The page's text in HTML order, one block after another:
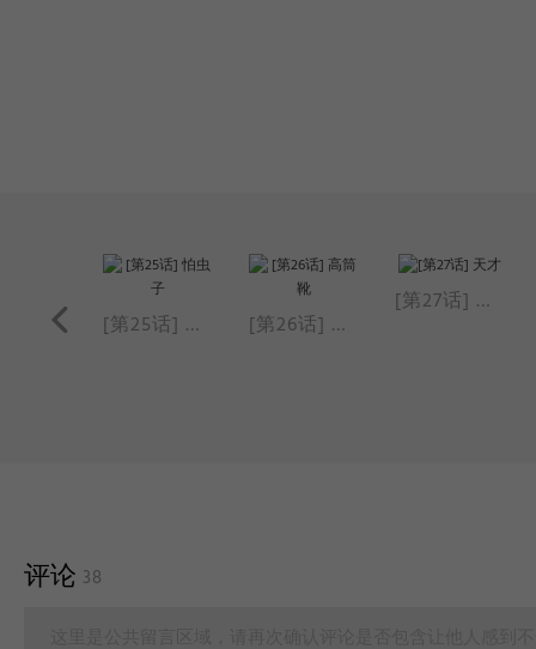
[第24话] 我们是怎么在一起的 [第25话] 怕虫子 [第26话] 高筒靴
[第27话] 天才
评论 38